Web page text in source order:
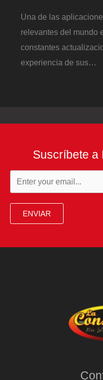
Una de las
relevantes del mundo
constantes
experiencia de sus…
Suscríbete a
ENVIAR